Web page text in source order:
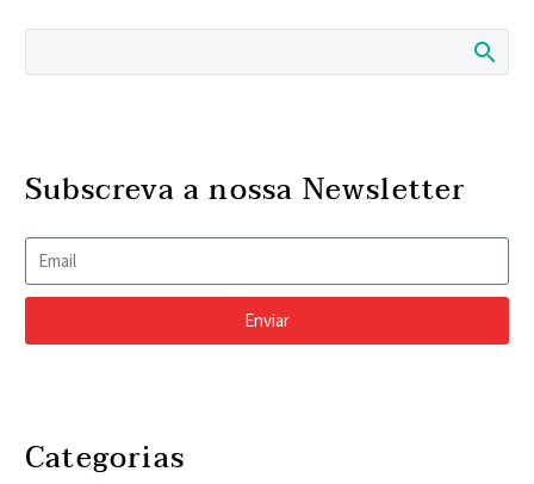
Subscreva a nossa Newsletter
Enviar
Categorias